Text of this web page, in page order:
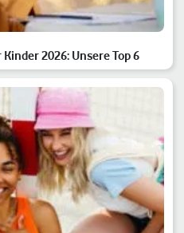
2026: Unsere Top 6